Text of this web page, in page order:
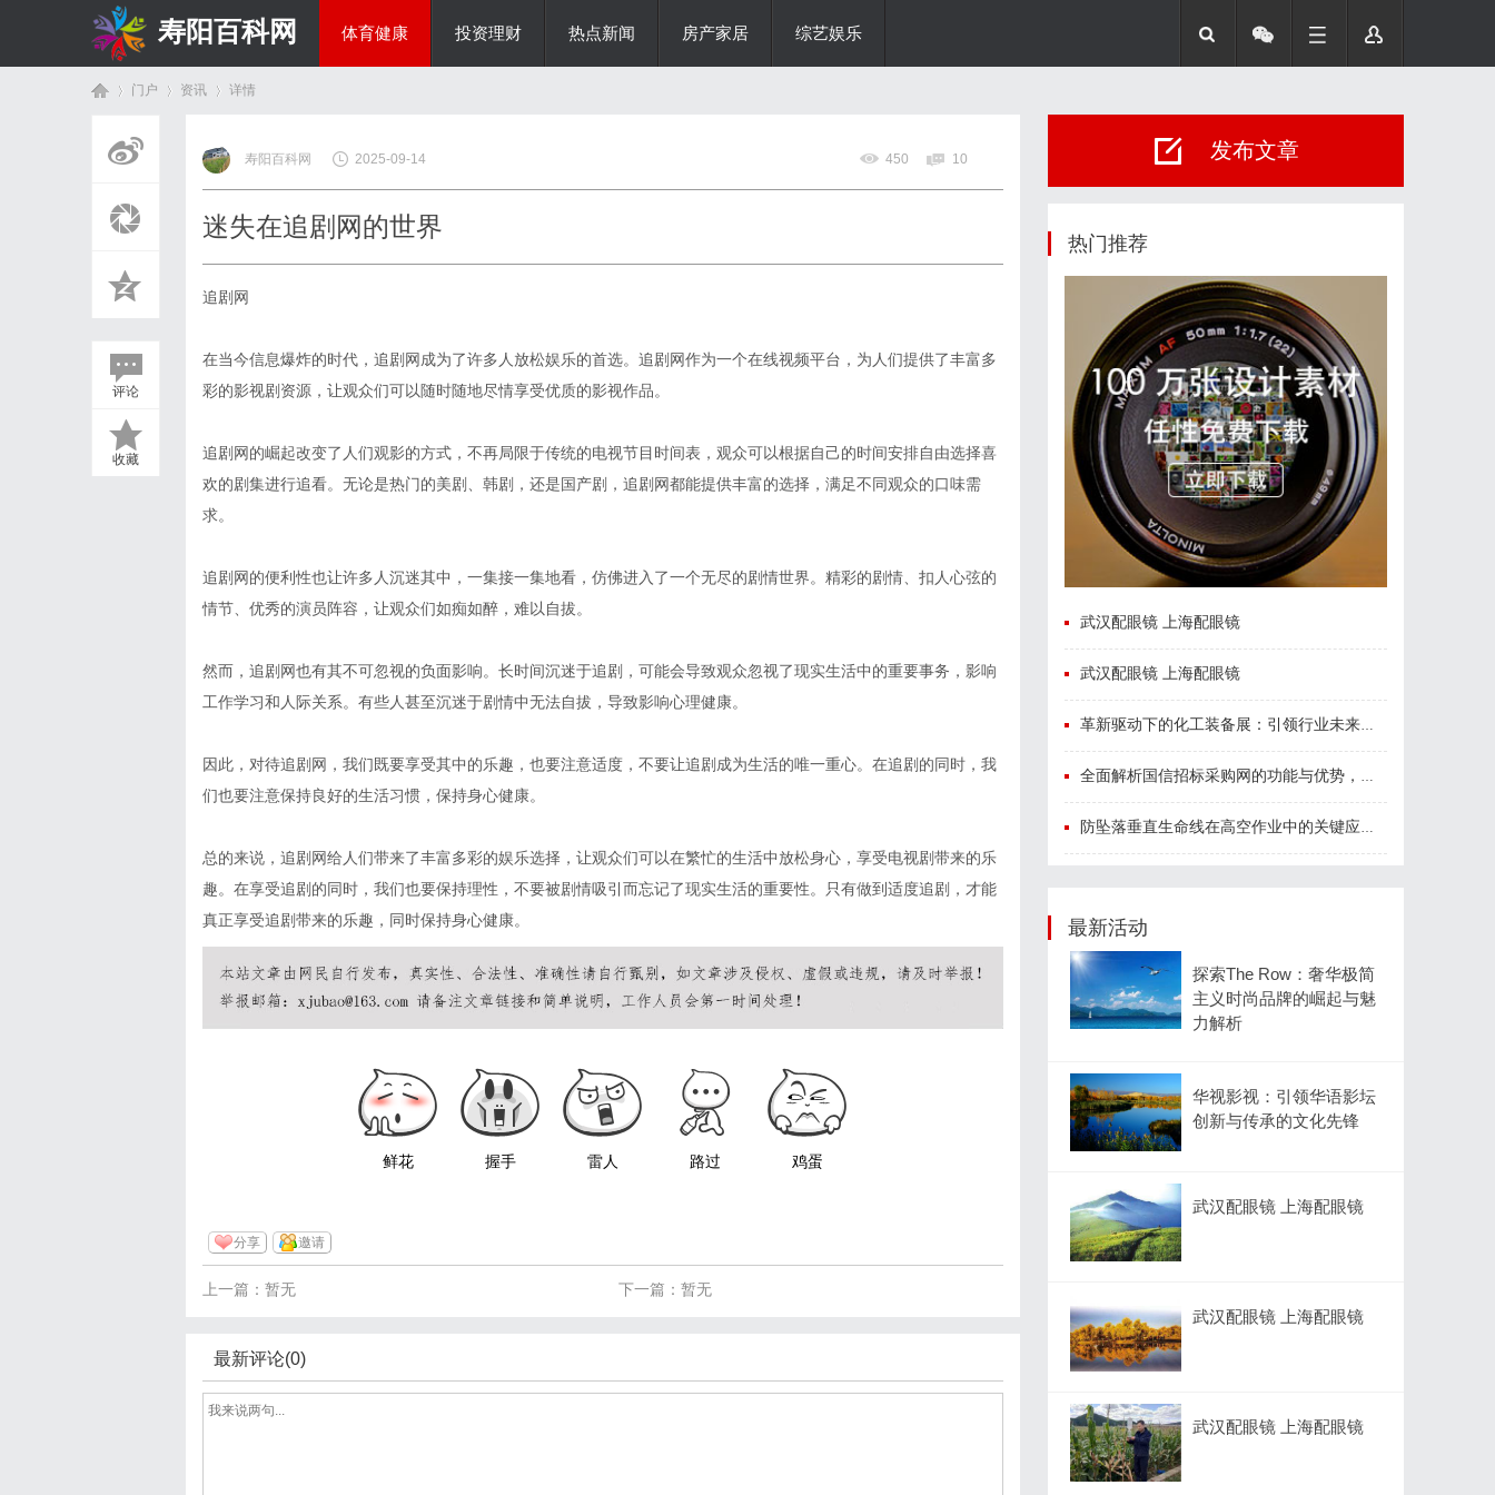
寿阳百科网 体育健康 投资理财 热点新闻 房产家居 综艺娱乐
门户 资讯
›
详情
评论
收藏
寿阳百科网 2025-09-14 450 10
迷失在追剧网的世界
追剧网
在当今信息爆炸的时代，追剧网成为了许多人放松娱乐的首选。追剧网作为一个在线视频平台，为人们提供了丰富多
彩的影视剧资源，让观众们可以随时随地尽情享受优质的影视作品。
追剧网的崛起改变了人们观影的方式，不再局限于传统的电视节目时间表，观众可以根据自己的时间安排自由选择喜
欢的剧集进行追看。无论是热门的美剧、韩剧，还是国产剧，追剧网都能提供丰富的选择，满足不同观众的口味需
求。
追剧网的便利性也让许多人沉迷其中，一集接一集地看，仿佛进入了一个无尽的剧情世界。精彩的剧情、扣人心弦的
情节、优秀的演员阵容，让观众们如痴如醉，难以自拔。
然而，追剧网也有其不可忽视的负面影响。长时间沉迷于追剧，可能会导致观众忽视了现实生活中的重要事务，影响
工作学习和人际关系。有些人甚至沉迷于剧情中无法自拔，导致影响心理健康。
因此，对待追剧网，我们既要享受其中的乐趣，也要注意适度，不要让追剧成为生活的唯一重心。在追剧的同时，我
们也要注意保持良好的生活习惯，保持身心健康。
总的来说，追剧网给人们带来了丰富多彩的娱乐选择，让观众们可以在繁忙的生活中放松身心，享受电视剧带来的乐
趣。在享受追剧的同时，我们也要保持理性，不要被剧情吸引而忘记了现实生活的重要性。只有做到适度追剧，才能
真正享受追剧带来的乐趣，同时保持身心健康。
鲜花 握手 雷人 路过 鸡蛋
分享 邀请
下一篇：暂无
上一篇：暂无
最新评论(0)
发布文章
热门推荐
武汉配眼镜 上海配眼镜
武汉配眼镜 上海配眼镜
革新驱动下的化工装备展：引领行业未来发展的风向标
全面解析国信招标采购网的功能与优势，助力企业高效招标采购
防坠落垂直生命线在高空作业中的关键应用与安全保障
最新活动
探索The Row：奢华极简
主义时尚品牌的崛起与魅
力解析
华视影视：引领华语影坛
创新与传承的文化先锋
武汉配眼镜 上海配眼镜
武汉配眼镜 上海配眼镜
武汉配眼镜 上海配眼镜